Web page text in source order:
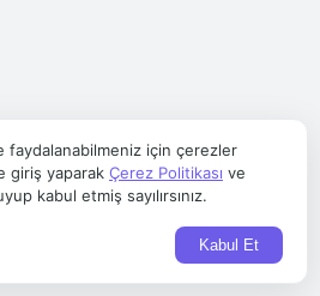
faydalanabilmeniz için çerezler
giriş yaparak Çerez Politikası ve
kabul etmiş sayılırsınız.
Kabul Et